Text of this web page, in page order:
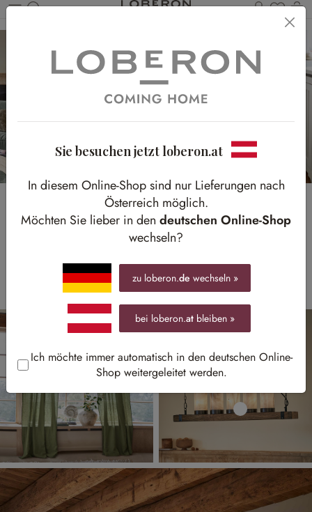
Du
Die neuesten Trends
sind da!
Eukalyptus und Charakterstücke aus Holz
Sie besuchen jetzt loberon.at
In diesem Online-Shop sind nur Lieferungen nach
Österreich möglich.
Möchten Sie lieber in den deutschen Online-Shop
wechseln?
zu loberon.de wechseln »
bei loberon.at bleiben »
Ich möchte immer automatisch in den deutschen Online-
Shop weitergeleitet werden.